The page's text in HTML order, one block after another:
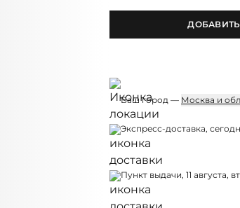
Ваш город — Москва и
Экспресс-доставка,
Пункт выдачи, 11 августа,